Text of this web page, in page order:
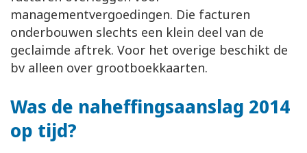
managementvergoedingen. Die facturen
onderbouwen slechts een klein deel van de
geclaimde aftrek. Voor het overige beschikt de
bv alleen over grootboekkaarten.
Was de naheffingsaanslag 2014
op tijd?